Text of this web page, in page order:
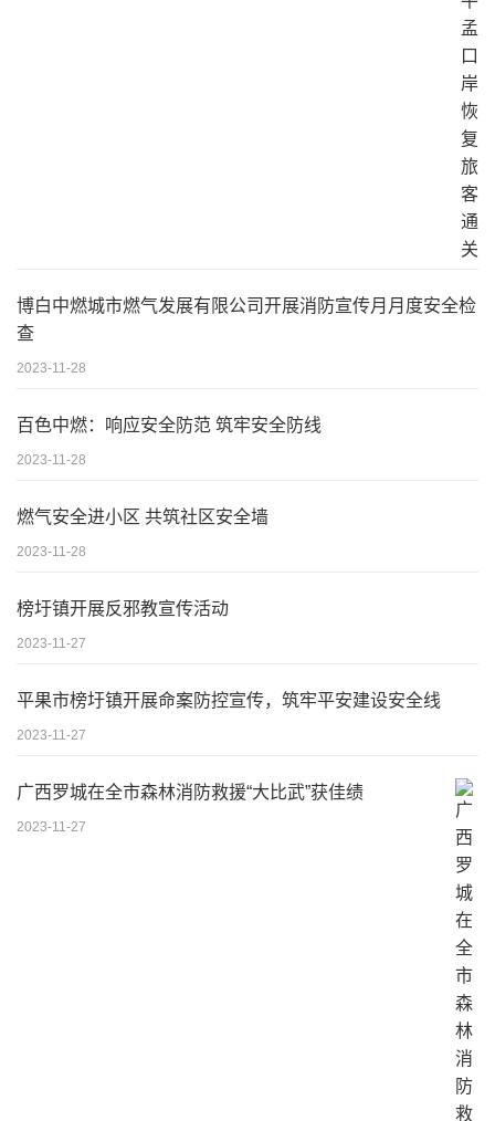
博白中燃城市燃气发展有限公司开展消防宣传月月度安全检
查
2023-11-28
百色中燃：响应安全防范 筑牢安全防线
2023-11-28
燃气安全进小区 共筑社区安全墙
2023-11-28
榜圩镇开展反邪教宣传活动
2023-11-27
平果市榜圩镇开展命案防控宣传，筑牢平安建设安全线
2023-11-27
广西罗城在全市森林消防救援“大比武”获佳绩
2023-11-27